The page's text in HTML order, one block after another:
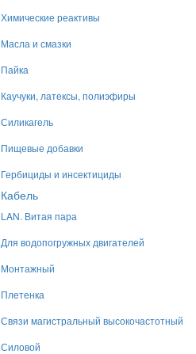
Химические реактивы
Масла и смазки
Пайка
Каучуки, латексы, полиэфиры
Силикагель
Пищевые добавки
Гербициды и инсектициды
Кабель
LAN. Витая пара
Для водопогружных двигателей
Монтажный
Плетенка
Связи магистральный высокочастотный
Силовой